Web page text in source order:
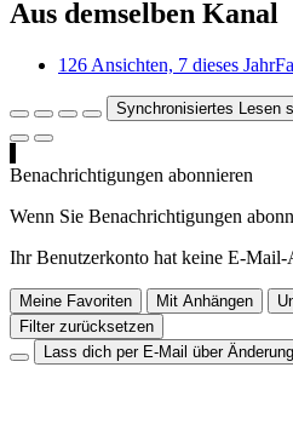
Aus demselben Kanal
126 Ansichten, 7 dieses Jahr
Synchronisiertes Lesen
Benachrichtigungen abonnieren
Wenn Sie Benachrichtigungen
Ihr Benutzerkonto hat keine E-Mail-
Meine Favoriten Mit Anhängen
Filter zurücksetzen
Lass dich per E-Mail über